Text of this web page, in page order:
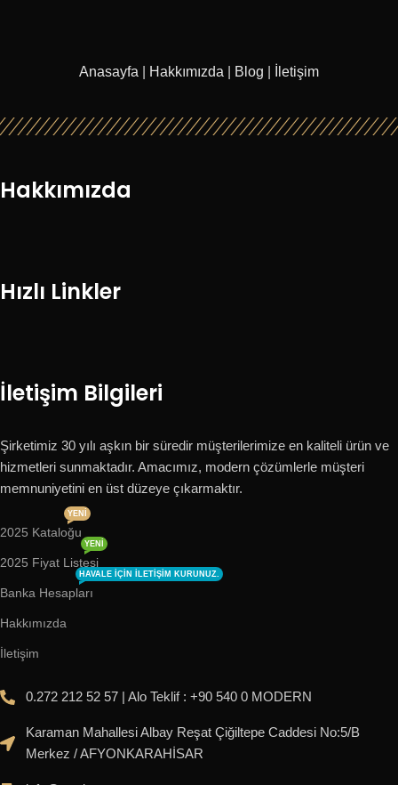
Anasayfa Hakkımızda Blog İletişim
Hakkımızda
Hızlı Linkler
İletişim Bilgileri
Şirketimiz 30 yılı aşkın bir süredir müşterilerimize en kaliteli ürün ve
hizmetleri sunmaktadır. Amacımız, modern çözümlerle müşteri
memnuniyetini en üst düzeye çıkarmaktır.
2025 Kataloğu
YENI
2025 Fiyat Listesi
YENI
Banka Hesapları
HAVALE IÇIN ILETIŞIM KURUNUZ.
Hakkımızda
İletişim
0.272 212 52 57 | Alo Teklif : +90 540 0 MODERN
Karaman Mahallesi Albay Reşat Çiğiltepe Caddesi No:5/B
Merkez / AFYONKARAHİSAR